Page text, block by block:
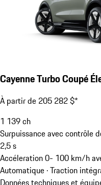
Cayenne Turbo Coupé
À partir de 205 282 $*
1 139ch
Surpuissance avec contrôle
2,5s
Accéleration 0- 100 km/h
Automatique · Traction
Données techniques et